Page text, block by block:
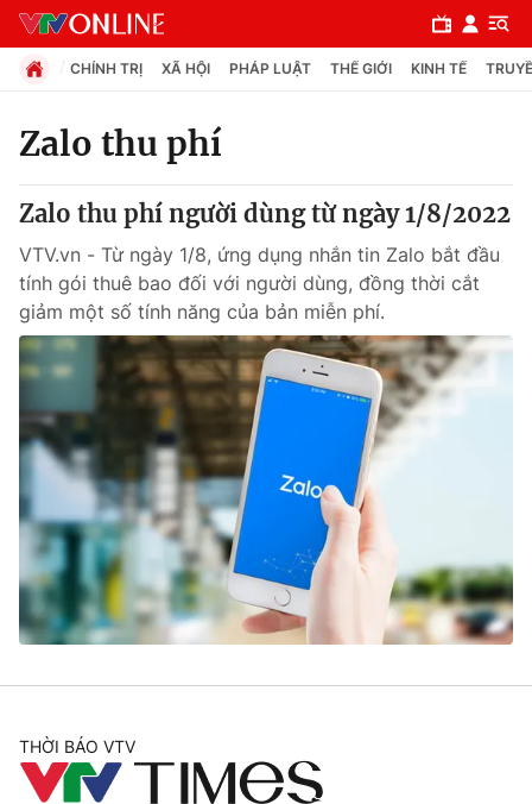
Chuyên mục
Xã hội
Pháp luật
Y tế
Thế giới
Tin tức
Thế giới đó đây
Kinh tế
Tài chính
Thị trường
Dữ liệu và đời sống
Phim VTV
Giải trí
CHÍNH TRỊ XÃ HỘI PHÁP LUẬT THẾ GIỚI KINH TẾ
Zalo thu phí
Zalo thu phí người dùng từ ngày 1/8/2022
VTV.vn - Từ ngày 1/8, ứng dụng nhắn tin Zalo bắt đầu
tính gói thuê bao đối với người dùng, đồng thời cắt
giảm một số tính năng của bản miễn phí.
THỜI BÁO VTV